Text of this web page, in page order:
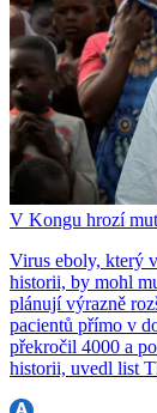
V Kongu hrozí
Virus eboly, který
historii, by mohl
plánují výrazně
pacientů přímo v
překročil 4000 a
historii, uvedl list